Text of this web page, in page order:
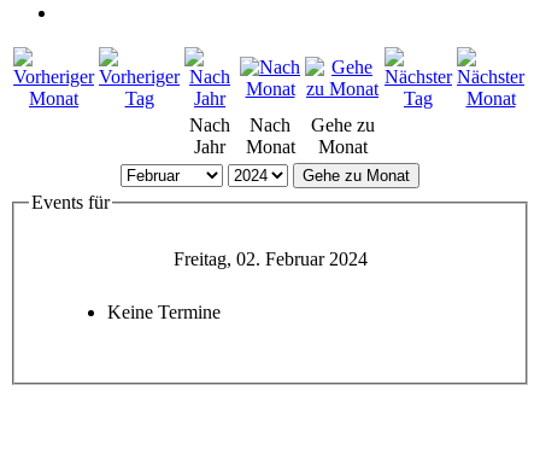
Nach
Jahr
Nach
Monat
Gehe zu
Monat
Gehe zu Monat
Events für
Freitag, 02. Februar 2024
Keine Termine